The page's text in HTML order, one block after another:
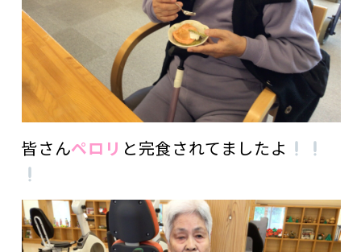
皆さんペロリ と完食されてましたよ